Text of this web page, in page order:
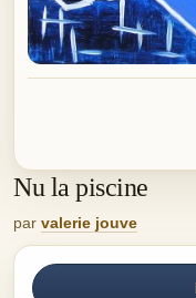
Nu la piscine
par valerie jouve